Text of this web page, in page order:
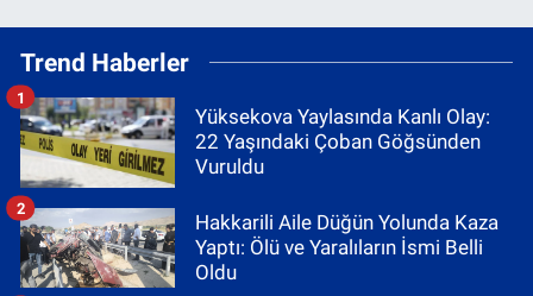
Trend Haberler
Yüksekova Yaylasında Kanlı Olay:
22 Yaşındaki Çoban Göğsünden
Vuruldu
1
Hakkarili Aile Düğün Yolunda Kaza
Yaptı: Ölü ve Yaralıların İsmi Belli
Oldu
2